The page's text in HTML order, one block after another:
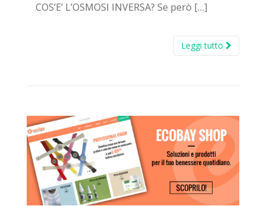
COS’E’ L’OSMOSI INVERSA? Se però […]
Leggi tutto